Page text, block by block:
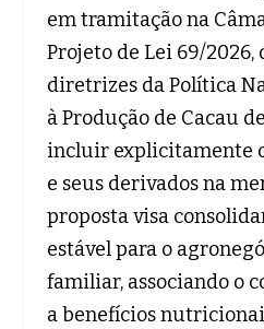
em tramitação na
Projeto de Lei 69/2026,
diretrizes da Política
à Produção de Cacau
incluir explicitamente
e seus derivados na
proposta visa
estável para o
familiar, associando o
a benefícios